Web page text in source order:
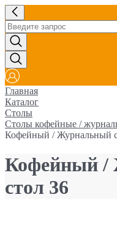
Главная
Каталог
Столы
Столы кофейные /
Кофейный / Журнальный
Кофейный /
стол 36